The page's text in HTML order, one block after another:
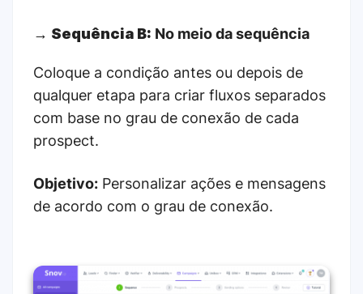
→ Sequência B: No meio da sequência
Coloque a condição antes ou depois de
qualquer etapa para criar fluxos separados
com base no grau de conexão de cada
prospect.
Objetivo: Personalizar ações e mensagens
de acordo com o grau de conexão.